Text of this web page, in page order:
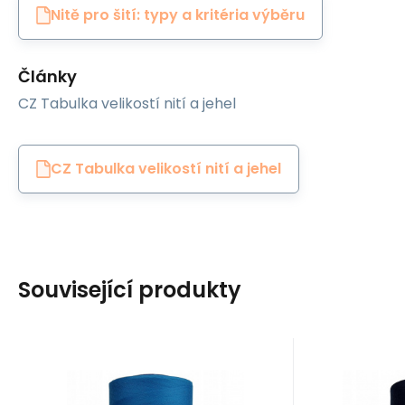
Nitě pro šití: typy a kritéria výběru
Články
CZ Tabulka velikostí nití a jehel
CZ Tabulka velikostí nití a jehel
Související produkty
AriadnaNitě VIGA 80 do
Kód:80VIGA1115
EAN:8595721019940
Skladem 5 ks EAN: